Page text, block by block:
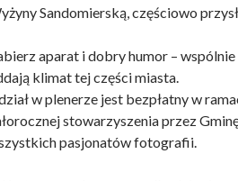
Sandomierską, częściowo
aparat i dobry humor –
klimat tej części miasta.
w plenerze jest bezpłatny w
stowarzyszenia przez
pasjonatów fotografii.